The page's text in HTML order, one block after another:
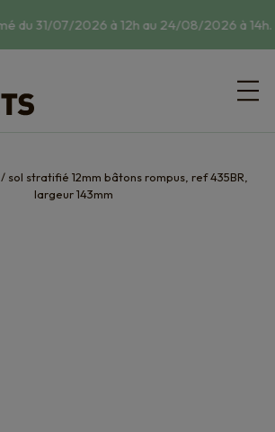
du 31/07/2026 à 12h au 24/08/2026 à 14h.
/ sol stratifié 12mm bâtons rompus, ref 435BR,
largeur 143mm